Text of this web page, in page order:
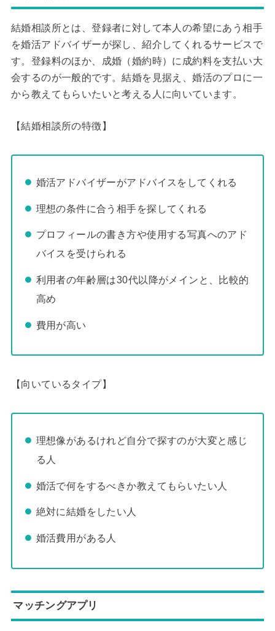
結婚相談所とは、登録者に対して本人の希望にあう相手
を婚活アドバイザーが探し、紹介してくれるサービスで
す。登録料のほか、成婚（婚約時）に成約料を支払い大
会するのが一般的です。結婚を見据え、婚活のプロに一
から教えてもらいたいと考える人に向いています。
【結婚相談所の特徴】
婚活アドバイザーがアドバイスをしてくれる
理想の条件に合う相手を探してくれる
プロフィールの書き方や使用する写真へのアド
バイスを受けられる
利用者の年齢層は30代以降がメインと、比較的
高め
費用が高い
【向いているタイプ】
理想像があるけれど自分で探すのが大変と感じ
る人
婚活で何をするべきか教えてもらいたい人
絶対に結婚をしたい人
婚活費用がある人
マッチングアプリ